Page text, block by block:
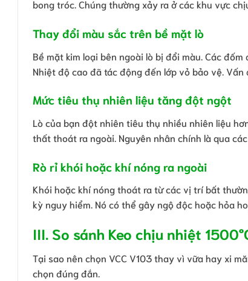
bong tróc. Chúng thường xảy ra ở các khu vực
Thay đổi màu sắc trên bề mặt lò
Bề mặt kim loại bên ngoài lò bị đổi màu. Các
Nhiệt độ cao đã tác động đến lớp vỏ bảo vệ. Vấn
Mức tiêu thụ nhiên liệu tăng đột ngột
Lò của bạn đột nhiên tiêu thụ nhiều nhiên liệu
thất thoát ra ngoài. Nguyên nhân chính là qua
Rò rỉ khói hoặc khí nóng ra ngoài
Khói hoặc khí nóng thoát ra từ các vị trí bất
kỳ nguy hiểm. Nó có thể gây ngộ độc hoặc hỏa
III. So sánh Keo chịu nhiệt
Tại sao nên chọn VCC V103 thay vì vữa hay xi
chọn đúng đắn.